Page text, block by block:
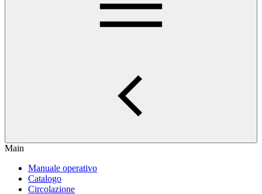
Main
Manuale operativo
Catalogo
Circolazione